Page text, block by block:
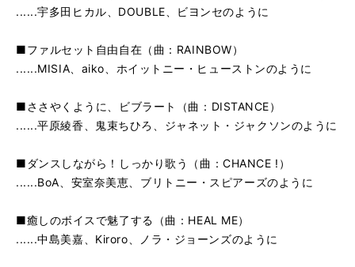
......宇多田ヒカル、DOUBLE、ビヨンセのように
■ファルセット自由自在（曲：RAINBOW）
......MISIA、aiko、ホイットニー・ヒューストンのように
■ささやくように、ビブラート（曲：DISTANCE）
......平原綾香、鬼束ちひろ、ジャネット・ジャクソンのように
■ダンスしながら！しっかり歌う（曲：CHANCE !）
......BoA、安室奈美恵、ブリトニー・スピアーズのように
■癒しのボイスで魅了する（曲：HEAL ME）
......中島美嘉、Kiroro、ノラ・ジョーンズのように